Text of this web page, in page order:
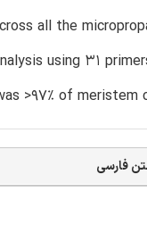
all the
using 31
>97% of meristem
فارسی